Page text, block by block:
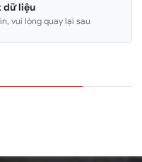
dữ liệu
vui lòng quay lại sau